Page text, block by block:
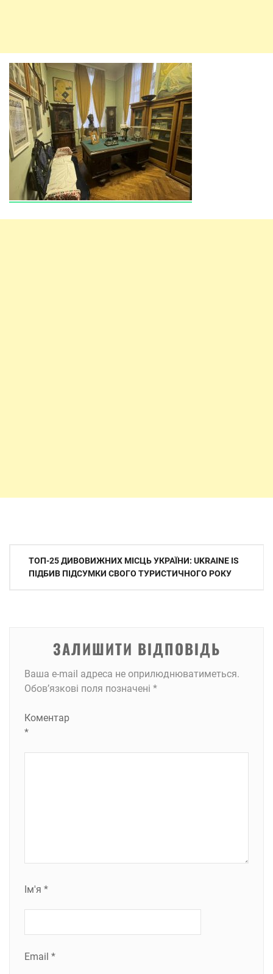
Навігація
записів
ТОП-25 ДИВОВИЖНИХ МІСЦЬ УКРАЇНИ: UKRAINE IS
ПІДБИВ ПІДСУМКИ СВОГО ТУРИСТИЧНОГО РОКУ
ЗАЛИШИТИ ВІДПОВІДЬ
Ваша e-mail адреса не оприлюднюватиметься.
Обов’язкові поля позначені *
Коментар
*
Ім'я *
Email *